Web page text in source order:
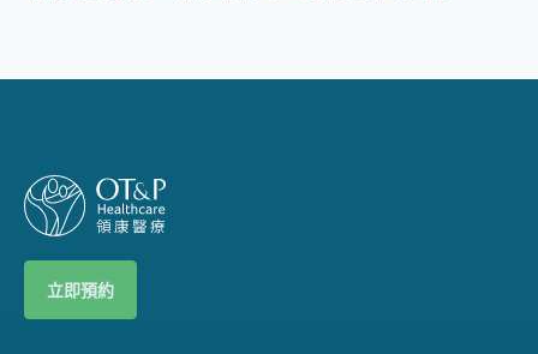
立即預約